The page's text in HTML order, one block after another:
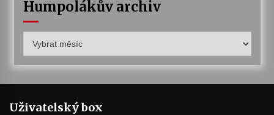
Humpolákův archiv
archiv
Uživatelský box